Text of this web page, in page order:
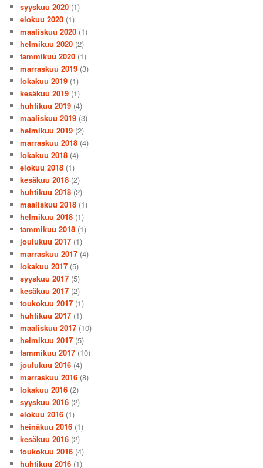
syyskuu 2020 (1)
elokuu 2020 (1)
maaliskuu 2020 (1)
helmikuu 2020 (2)
tammikuu 2020 (1)
marraskuu 2019 (3)
lokakuu 2019 (1)
kesäkuu 2019 (1)
huhtikuu 2019 (4)
maaliskuu 2019 (3)
helmikuu 2019 (2)
marraskuu 2018 (4)
lokakuu 2018 (4)
elokuu 2018 (1)
kesäkuu 2018 (2)
huhtikuu 2018 (2)
maaliskuu 2018 (1)
helmikuu 2018 (1)
tammikuu 2018 (1)
joulukuu 2017 (1)
marraskuu 2017 (4)
lokakuu 2017 (5)
syyskuu 2017 (5)
kesäkuu 2017 (2)
toukokuu 2017 (1)
huhtikuu 2017 (1)
maaliskuu 2017 (10)
helmikuu 2017 (5)
tammikuu 2017 (10)
joulukuu 2016 (4)
marraskuu 2016 (8)
lokakuu 2016 (2)
syyskuu 2016 (2)
elokuu 2016 (1)
heinäkuu 2016 (1)
kesäkuu 2016 (2)
toukokuu 2016 (4)
huhtikuu 2016 (1)